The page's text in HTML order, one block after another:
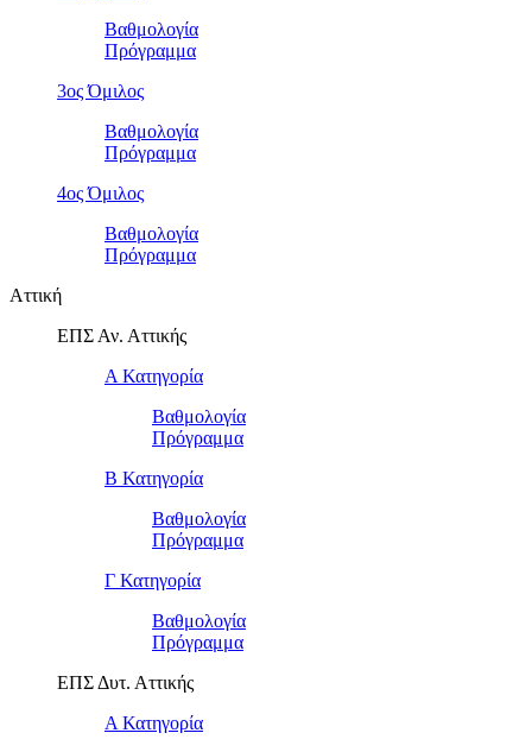
Βαθμολογία
Πρόγραμμα
3ος Όμιλος
Βαθμολογία
Πρόγραμμα
4ος Όμιλος
Βαθμολογία
Πρόγραμμα
Αττική
ΕΠΣ Αν. Αττικής
Α Κατηγορία
Βαθμολογία
Πρόγραμμα
Β Κατηγορία
Βαθμολογία
Πρόγραμμα
Γ Κατηγορία
Βαθμολογία
Πρόγραμμα
ΕΠΣ Δυτ. Αττικής
Α Κατηγορία